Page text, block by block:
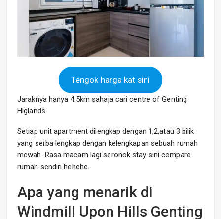
Tengok harga kat sini
Jaraknya hanya 4.5km sahaja cari centre of Genting
Higlands.
Setiap unit apartment dilengkap dengan 1,2,atau 3 bilik
yang serba lengkap dengan kelengkapan sebuah rumah
mewah. Rasa macam lagi seronok stay sini compare
rumah sendiri hehehe.
Apa yang menarik di
Windmill Upon Hills Genting